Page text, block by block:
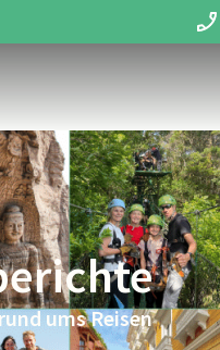
ums Reisen